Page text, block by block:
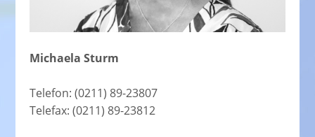
Michaela Sturm
Telefon: (0211) 89-23807
Telefax: (0211) 89-23812